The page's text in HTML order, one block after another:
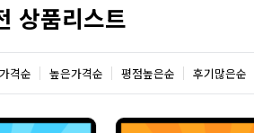
상품리스트
격순 높은가격순 평점높은순 후기많은순